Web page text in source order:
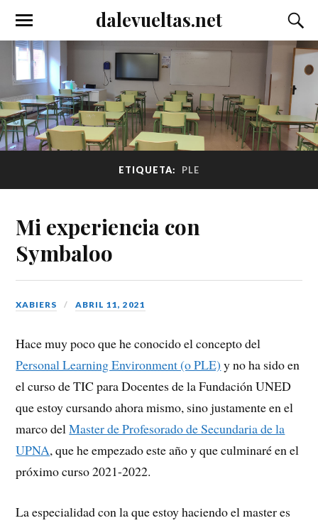
dalevueltas.net
ETIQUETA: PLE
Mi experiencia con
Symbaloo
XABIERS ABRIL 11, 2021
Hace muy poco que he conocido el concepto del
Personal Learning Environment (o PLE) y no ha sido en
el curso de TIC para Docentes de la Fundación UNED
que estoy cursando ahora mismo, sino justamente en el
marco delMaster de Profesorado de Secundaria de la
UPNA, que he empezado este año y que culminaré en el
próximo curso 2021-2022.
La especialidad con la que estoy haciendo el master es